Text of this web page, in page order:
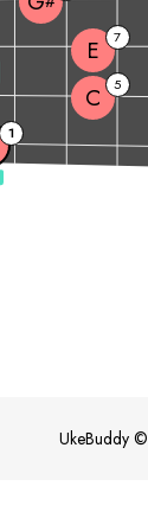
1
C 5
E 7
UkeBuddy ©